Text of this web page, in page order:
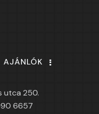
AJÁNLÓK
utca 250.
6657